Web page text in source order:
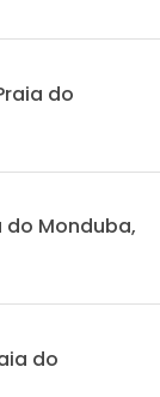
do
Monduba,
do